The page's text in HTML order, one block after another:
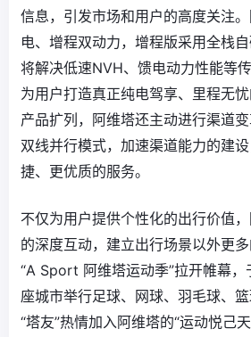
信息，引发市场和用户的高度关注
电、增程双动力，增程版采用全栈自
将解决低速NVH、馈电动力性能等
为用户打造真正纯电驾享、里程无
产品扩列，阿维塔还主动进行渠道
双线并行模式，加速渠道能力的建
捷、更优质的服务。
不仅为用户提供个性化的出行价值
的深度互动，建立出行场景以外更多
“A Sport 阿维塔运动季”拉开帷幕
座城市举行足球、网球、羽毛球、
“塔友”热情加入阿维塔的“运动悦己